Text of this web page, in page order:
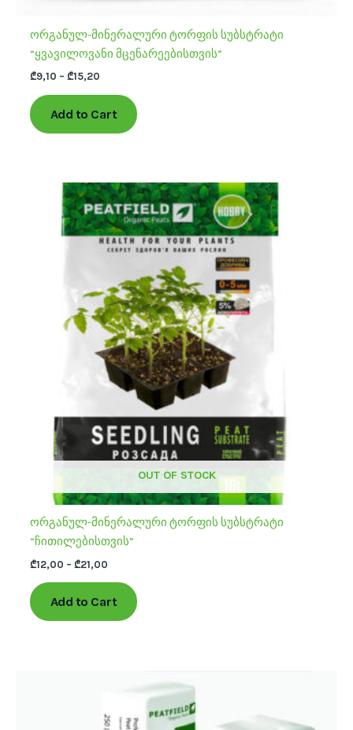
ორგანულ-მინერალური ტორფის სუბსტრატი
“ყვავილოვანი მცენარეებისთვის”
₾9,10 – ₾15,20
Add to Cart
OUT OF STOCK
ორგანულ-მინერალური ტორფის სუბსტრატი
“ჩითილებისთვის”
₾12,00 – ₾21,00
Price
range:
₾12,00
through
₾21,00
Add to Cart
This
product
has
multiple
variants.
The
options
may
be
chosen
on
the
product
page